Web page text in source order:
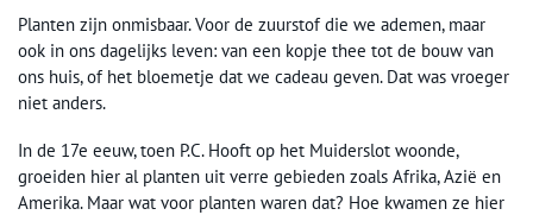
Planten zijn onmisbaar. Voor de zuurstof die we ademen, maar
ook in ons dagelijks leven: van een kopje thee tot de bouw van
ons huis, of het bloemetje dat we cadeau geven. Dat was vroeger
niet anders.
In de 17e eeuw, toen P.C. Hooft op het Muiderslot woonde,
groeiden hier al planten uit verre gebieden zoals Afrika, Azië en
Amerika. Maar wat voor planten waren dat? Hoe kwamen ze hier